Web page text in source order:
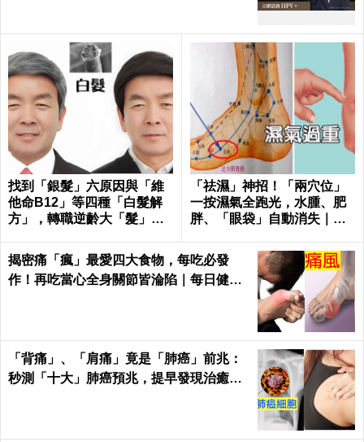
找到「銀髮」六原因與「維
他命B12」等四種「白髮解
方」，轉職逆齡大「髮」
「祛濕」神招！「兩穴位」
一按濕氣全跑光，水腫、肥
胖、「眼袋」自動消失｜每
揭密痛「瘋」最愛四大食物，每吃必發
作！再吃當心全身關節皆淪陷｜每日健康
「背痛」、「肩痛」竟是「肺癌」前兆：
秒測「十大」肺癌預兆，提早發現治癒率